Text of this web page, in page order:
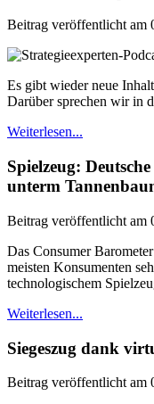
Beitrag veröffentlicht am
Es gibt wieder neue
Darüber sprechen wir in
Weiterlesen...
Spielzeug:
unterm
Beitrag veröffentlicht am
Das Consumer
meisten Konsumenten
technologischem
Weiterlesen...
Siegeszug dank
Beitrag veröffentlicht am